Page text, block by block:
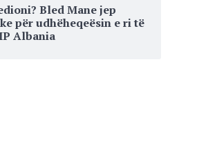
Bled Mane jep
për udhëheqeësin e ri të
Albania